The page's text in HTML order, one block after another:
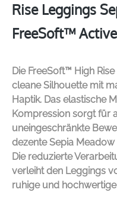
Rise Leggings
FreeSoft™
Die FreeSoft™ High
cleane Silhouette mit
Haptik. Das elastische
Kompression sorgt für
uneingeschränkte
dezente Sepia
Die reduzierte
verleiht den Leggings
ruhige und